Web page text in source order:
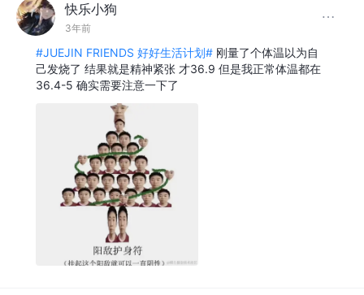
快乐小狗
3年前
#JUEJIN FRIENDS 好好生活计划# 刚量了个体温以为自
己发烧了 结果就是精神紧张 才36.9 但是我正常体温都在
36.4-5 确实需要注意一下了